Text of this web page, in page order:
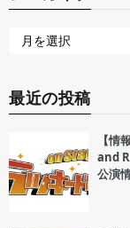
最近の投稿
【
and
公演